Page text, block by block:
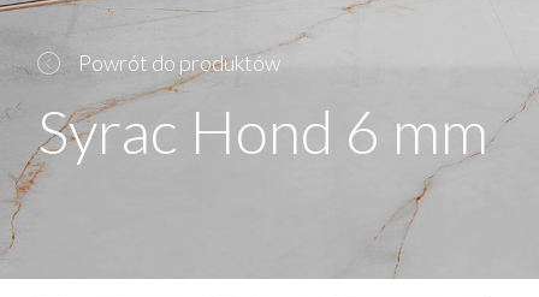
Powrót do produktów
Syrac Hond 6 mm